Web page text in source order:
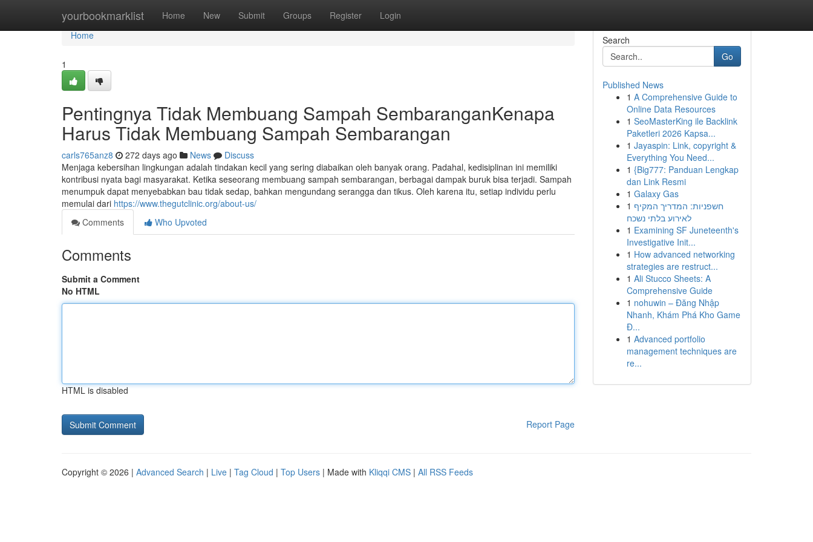
yourbookmarklist Home New Submit Groups Register Login
Home
Home
1
Pentingnya Tidak Membuang Sampah SembaranganKenapa
Harus Tidak Membuang Sampah Sembarangan
carls765anz8 272 days ago News
Discuss
Menjaga kebersihan lingkungan adalah tindakan kecil yang sering diabaikan oleh banyak orang. Padahal, kedisiplinan ini memiliki
kontribusi nyata bagi masyarakat. Ketika seseorang membuang sampah sembarangan, berbagai dampak buruk bisa terjadi. Sampah
menumpuk dapat menyebabkan bau tidak sedap, bahkan mengundang serangga dan tikus. Oleh karena itu, setiap individu perlu
memulai dari https://www.thegutclinic.org/about-us/
Comments
Who Upvoted
Comments
Submit a Comment
No HTML
HTML is disabled
Report Page
Search
Go
Published News
1 A Comprehensive Guide to
Online Data Resources
1 SeoMasterKing ile Backlink
Paketleri 2026 Kapsa...
1 Jayaspin: Link, copyright &
Everything You Need...
1 {Big777: Panduan Lengkap
dan Link Resmi
1 Galaxy Gas
1 חשפניות: המדריך המקיף
לאירוע בלתי נשכח
1 Examining SF Juneteenth's
Investigative Init...
1 How advanced networking
strategies are restruct...
1 Ali Stucco Sheets: A
Comprehensive Guide
1 nohuwin – Đăng Nhập
Nhanh, Khám Phá Kho Game
Đ...
1 Advanced portfolio
management techniques are
re...
Copyright © 2026 | Advanced Search | Live | Tag Cloud | Top Users | Made with Kliqqi CMS | All RSS Feeds